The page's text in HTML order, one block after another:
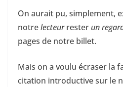
On aurait pu, simplement,
notrelecteurrester un
pages de notre billet.
Mais on a voulu écraser la
citation introductive sur le